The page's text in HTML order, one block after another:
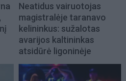
Neatidus vairuotojas
magistralėje taranavo
kelininkus: sužalotas
avarijos kaltininkas
atsidūrė ligoninėje